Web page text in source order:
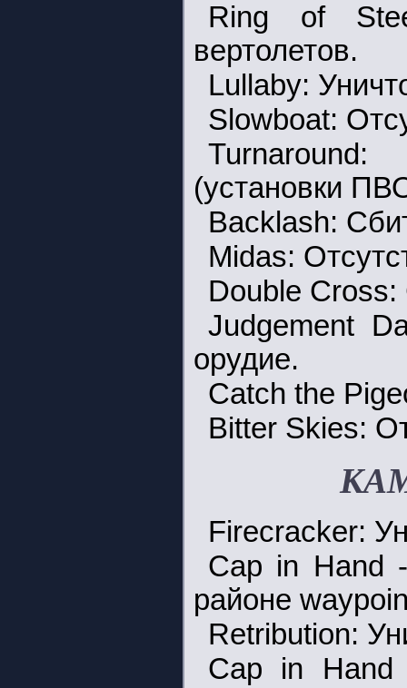
Ring of
вертолетов.
Lullaby:
Slowboat:
(установки
Backlash:
Midas:
Double
Judgement
орудие.
Catch the
Bitter Skies:
Firecracker:
Cap in Hand
районе
Retribution:
Cap in